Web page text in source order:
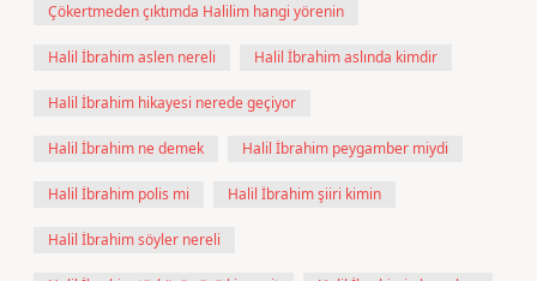
Çökertmeden çıktımda Halilim hangi yörenin
Halil İbrahim aslen nereli Halil İbrahim aslında kimdir
Halil İbrahim hikayesi nerede geçiyor
Halil İbrahim ne demek Halil İbrahim peygamber miydi
Halil İbrahim polis mi Halil İbrahim şiiri kimin
Halil İbrahim söyler nereli